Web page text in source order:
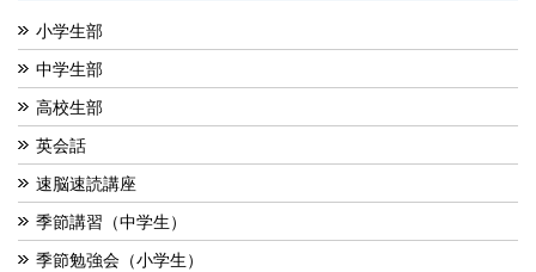
小学生部
中学生部
高校生部
英会話
速脳速読講座
季節講習（中学生）
季節勉強会（小学生）